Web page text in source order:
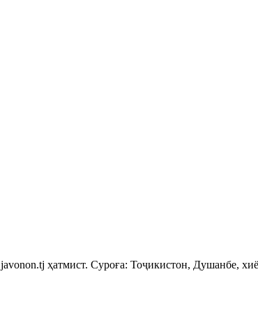
ҳатмист. Суроға: Тоҷикистон, Душанбе,